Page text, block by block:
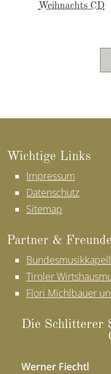
Weihnachts CD
Wich­ti­ge Links
Impressum
Datenschutz
Sitemap
Part­ner & Freun­de
Tiroler
Flori Michlbauer
Die Schlit­te­rer
Werner Fiechtl